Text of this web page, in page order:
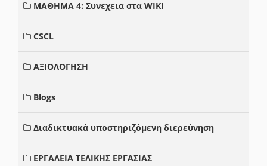
ΜΑΘΗΜΑ 4: Συνεχεια στα WIKI
CSCL
ΑΞΙΟΛΟΓΗΣΗ
Blogs
Διαδικτυακά υποστηριζόμενη διερεύνηση
ΕΡΓΑΛΕΙΑ ΤΕΛΙΚΗΣ ΕΡΓΑΣΙΑΣ